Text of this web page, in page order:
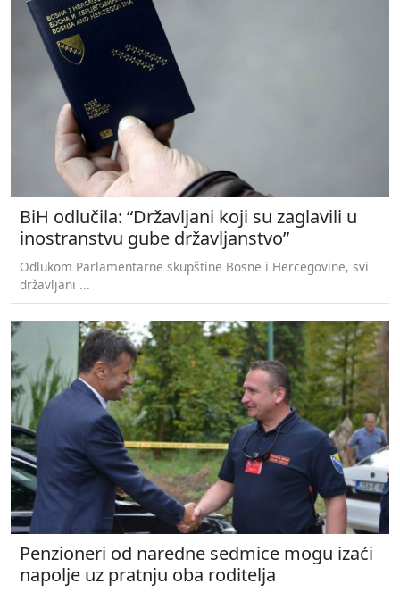
BiH odlučila: “Državljani koji su zaglavili u
inostranstvu gube državljanstvo”
Odlukom Parlamentarne skupštine Bosne i Hercegovine, svi
državljani ...
Penzioneri od naredne sedmice mogu izaći
napolje uz pratnju oba roditelja